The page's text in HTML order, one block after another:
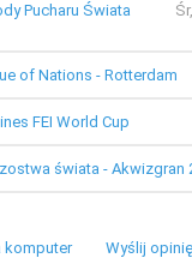
Pucharu Świata
of Nations - Rotterdam
FEI World Cup
świata - Akwizgran
komputer Wyślij opinię